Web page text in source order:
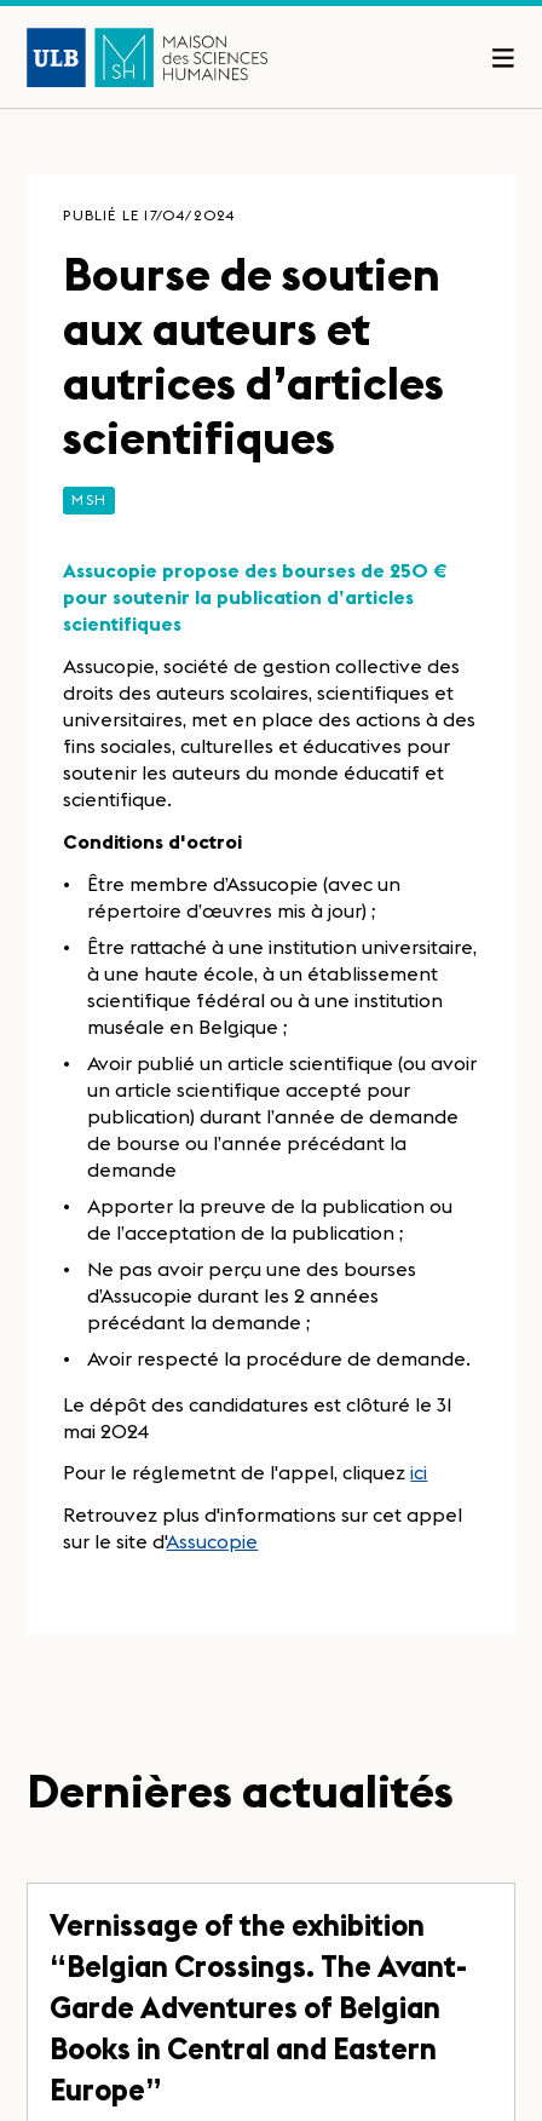
PUBLIÉ LE 17/04/2024
Bourse de soutien
aux auteurs et
autrices d’articles
scientifiques
MSH
Assucopie propose des bourses de 250 €
pour soutenir la publication d’articles
scientifiques
Assucopie, société de gestion collective des
droits des auteurs scolaires, scientifiques et
universitaires, met en place des actions à des
fins sociales, culturelles et éducatives pour
soutenir les auteurs du monde éducatif et
scientifique.
Conditions d'octroi
Être membre d’Assucopie (avec un
répertoire d’œuvres mis à jour) ;
Être rattaché à une institution universitaire,
à une haute école, à un établissement
scientifique fédéral ou à une institution
muséale en Belgique ;
Avoir publié un article scientifique (ou avoir
un article scientifique accepté pour
publication) durant l’année de demande
de bourse ou l’année précédant la
demande
Apporter la preuve de la publication ou
de l’acceptation de la publication ;
Ne pas avoir perçu une des bourses
d’Assucopie durant les 2 années
précédant la demande ;
Avoir respecté la procédure de demande.
Le dépôt des candidatures est clôturé le 31
mai 2024
Pour le réglemetnt de l'appel, cliquezici
Retrouvez plus d'informations sur cet appel
sur le site d'Assucopie
Dernières actualités
Vernissage of the exhibition
“Belgian Crossings. The Avant-
Garde Adventures of Belgian
Books in Central and Eastern
Europe”